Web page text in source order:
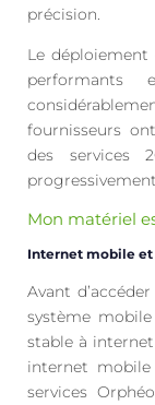
précision.
Le déploiement
fournisseurs
des services
Mon matériel
Internet mobile et
Avant
système
stable à internet
internet
services